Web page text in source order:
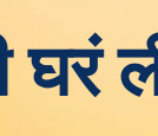
घरं